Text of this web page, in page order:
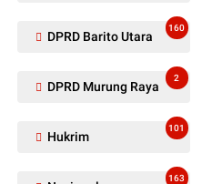
DPRD Barito Utara
160
DPRD Murung Raya
2
Hukrim
101
163